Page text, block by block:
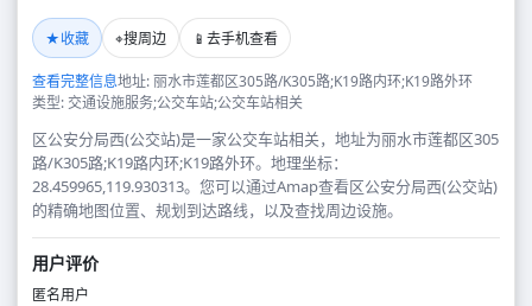
★收藏 ⌖搜周边 📱 去手机查看
查看完整信息地址: 丽水市莲都区305路/K305路;K19路内环;K19路外环
类型: 交通设施服务;公交车站;公交车站相关
区公安分局西(公交站)是一家公交车站相关，地址为丽水市莲都区305
路/K305路;K19路内环;K19路外环。地理坐标：
28.459965,119.930313。您可以通过Amap查看区公安分局西(公交站)
的精确地图位置、规划到达路线，以及查找周边设施。
用户评价
匿名用户